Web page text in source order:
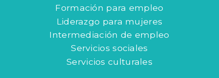
Formación para empleo
Liderazgo para mujeres
Intermediación de empleo
Servicios sociales
Servicios culturales